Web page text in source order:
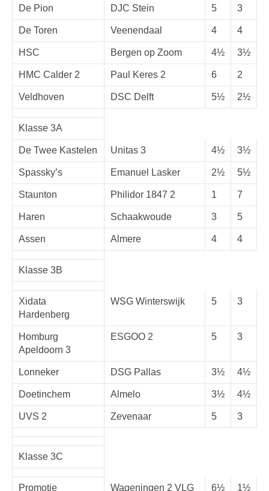
De Pion DJC Stein 5 3
De Toren Veenendaal 4 4
HSC Bergen op Zoom 4½ 3½
HMC Calder 2 Paul Keres 2 6 2
Veldhoven DSC Delft 5½ 2½
Klasse 3A
De Twee Kastelen Unitas 3 4½ 3½
Spassky’s Emanuel Lasker 2½ 5½
Staunton Philidor 1847 2 1 7
Haren Schaakwoude 3 5
Assen Almere 4 4
Klasse 3B
Xidata
Hardenberg
WSG Winterswijk 5 3
Homburg
Apeldoorn 3
ESGOO 2 5 3
Lonneker DSG Pallas 3½ 4½
Doetinchem Almelo 3½ 4½
UVS 2 Zevenaar 5 3
Klasse 3C
Promotie Wageningen 2 VLG 6½ 1½